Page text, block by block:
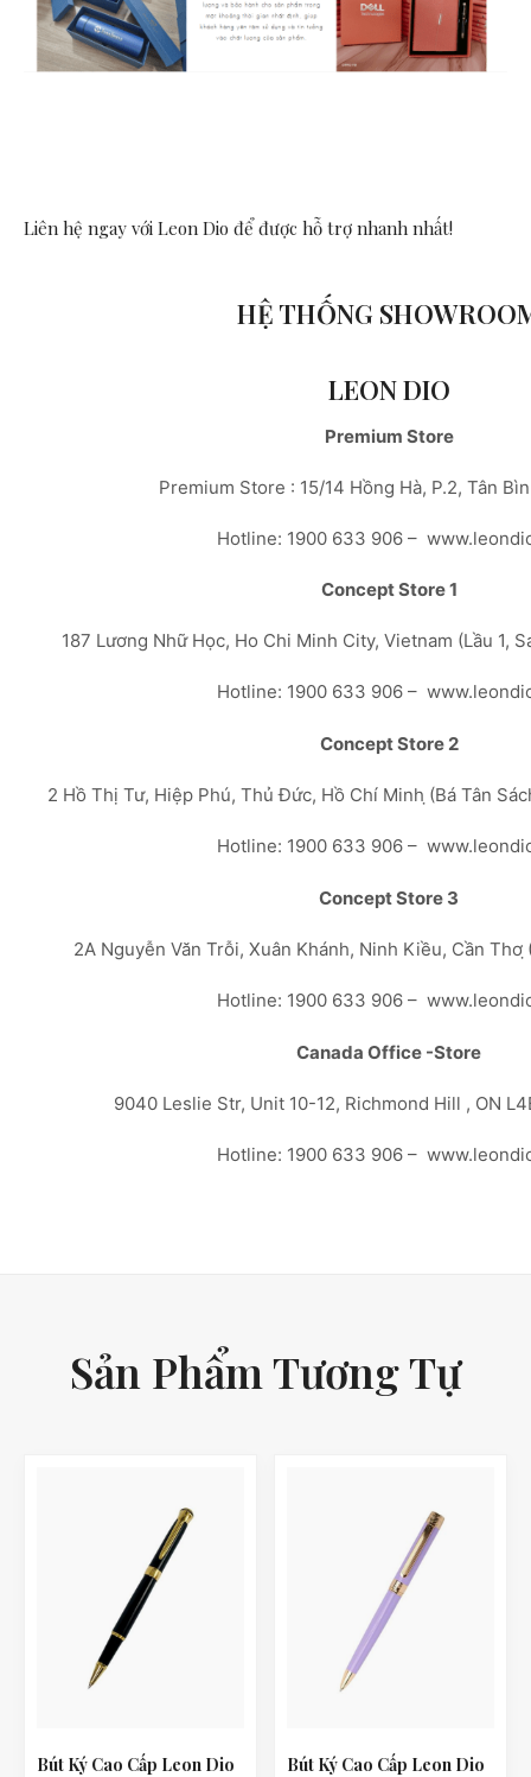
Liên hệ ngay với Leon Dio để được hỗ trợ nhanh nhất!
HỆ THỐNG
LEON DIO
Premium Store
Premium Store : 15/14 Hồng Hà, P.2, Tân
Hotline: 1900 633 906 –
Concept Store 1
187 Lương Nhữ Học, Ho Chi Minh City, Vietnam (Lầu 1,
Hotline: 1900 633 906 –
Concept Store 2
2 Hồ Thị Tư, Hiệp Phú, Thủ Đức, Hồ Chí Minh ̣(Bá Tân
Hotline: 1900 633 906 –
Concept Store 3
2A Nguyễn Văn Trỗi, Xuân Khánh, Ninh Kiều, Cần Thơ
Hotline: 1900 633 906 –
Canada Office -Store
9040 Leslie Str, Unit 10-12, Richmond Hill , ON
Hotline: 1900 633 906 –
Sản Phẩm Tương Tự
Bút Ký Cao Cấp Leon Dio
Bút Ký Cao Cấp Leon Dio